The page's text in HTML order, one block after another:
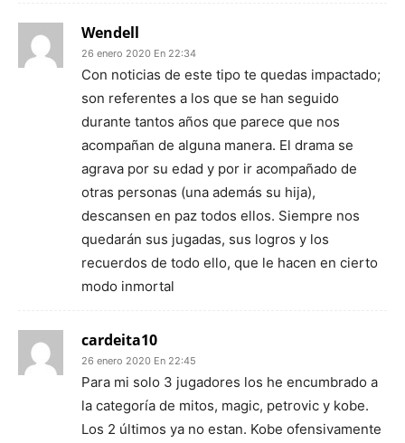
Wendell
26 enero 2020 En 22:34
Con noticias de este tipo te quedas impactado;
son referentes a los que se han seguido
durante tantos años que parece que nos
acompañan de alguna manera. El drama se
agrava por su edad y por ir acompañado de
otras personas (una además su hija),
descansen en paz todos ellos. Siempre nos
quedarán sus jugadas, sus logros y los
recuerdos de todo ello, que le hacen en cierto
modo inmortal
cardeita10
26 enero 2020 En 22:45
Para mi solo 3 jugadores los he encumbrado a
la categoría de mitos, magic, petrovic y kobe.
Los 2 últimos ya no estan. Kobe ofensivamente